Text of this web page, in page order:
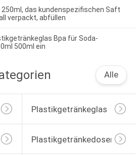
das kundenspezifischen Saft
verpackt, abfüllen
Bpa für Soda-
500ml ein
Alle
Plastikgetränkeglas
Plastikgetränkedosen